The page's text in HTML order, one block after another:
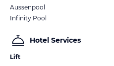
Aussenpool
Infinity Pool
Hotel Services
Lift